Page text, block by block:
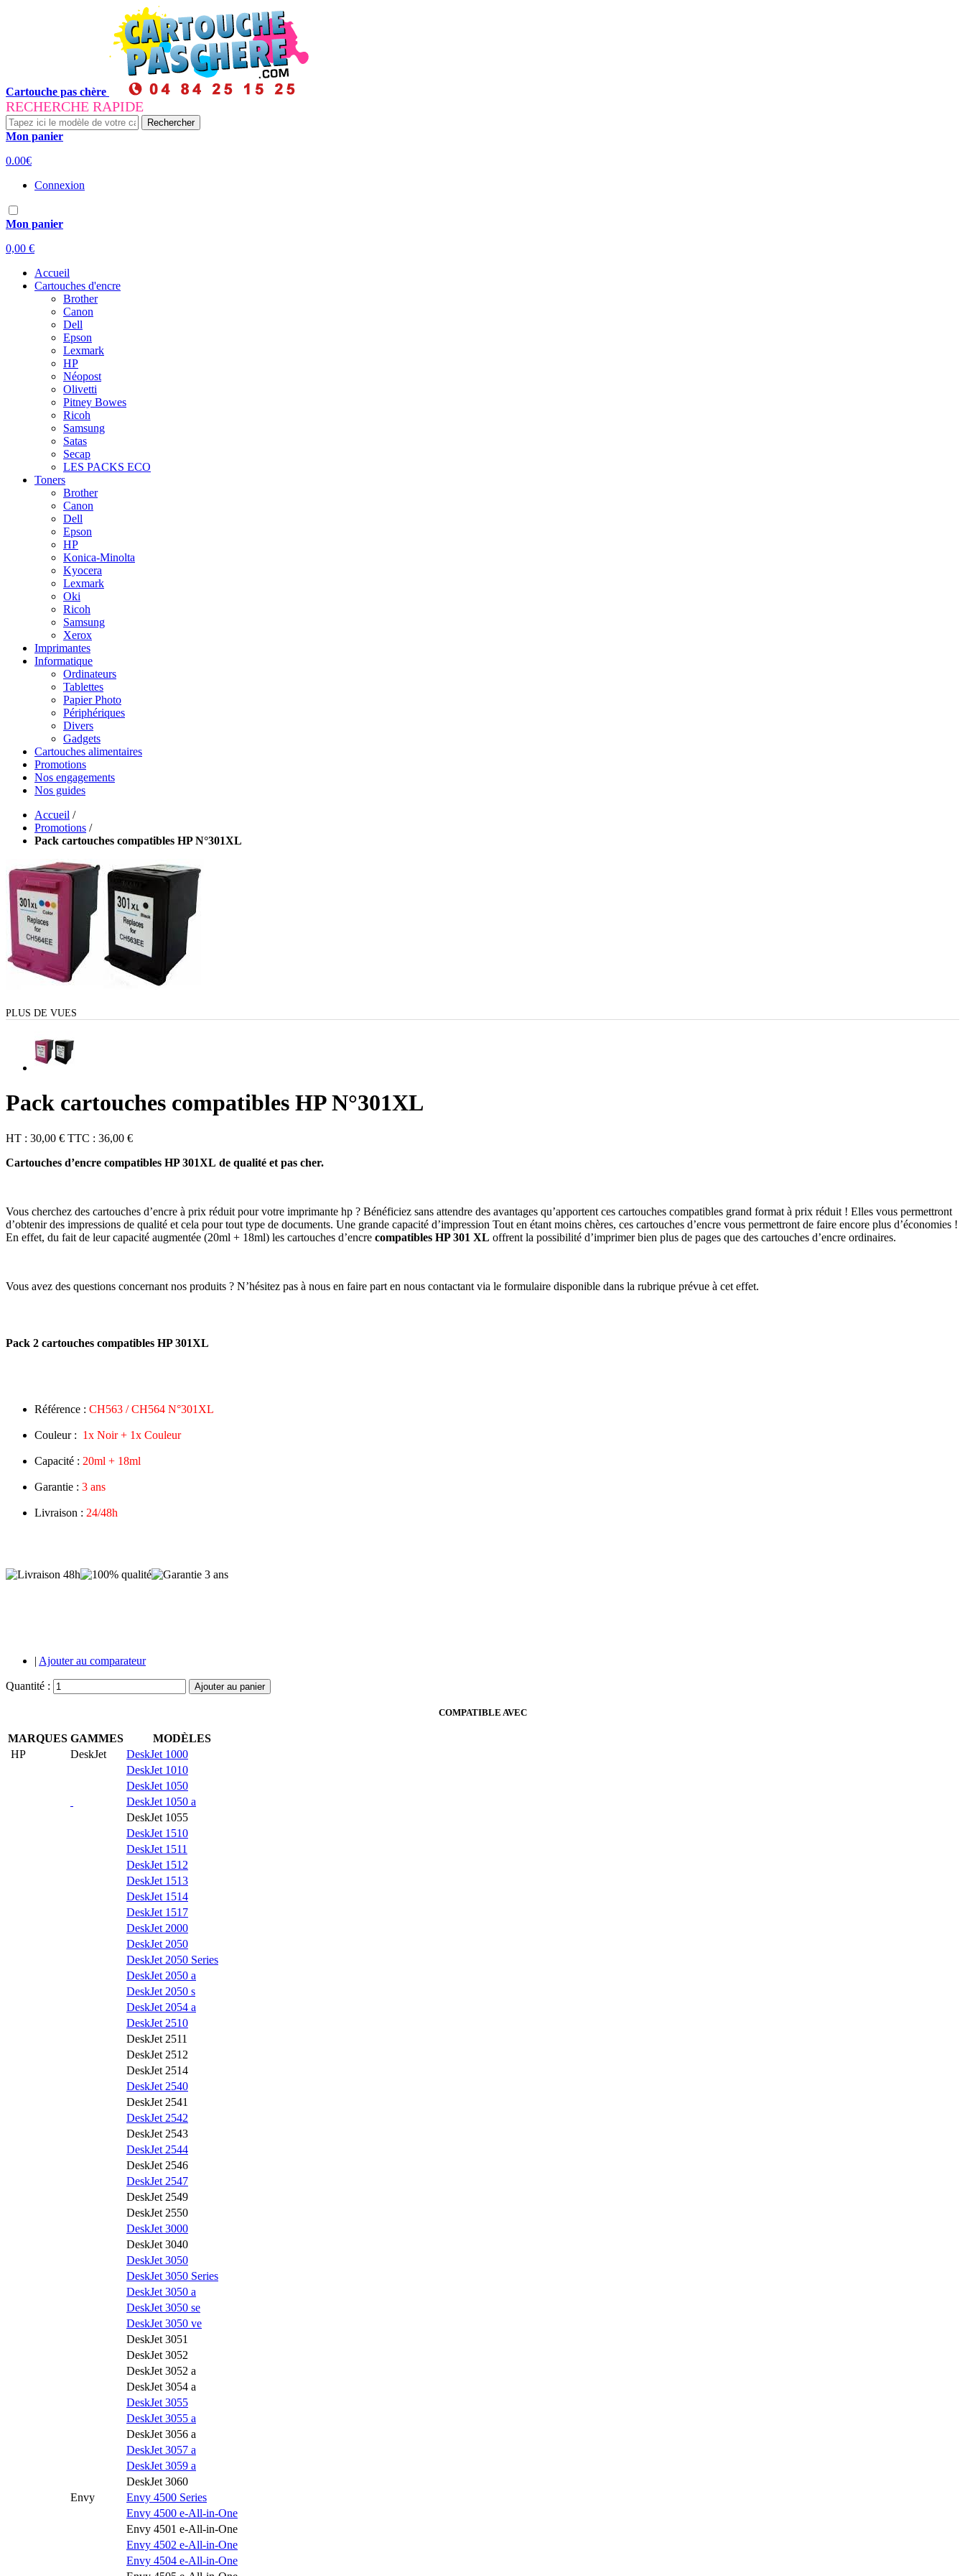
Cartouche pas chère
RECHERCHE RAPIDE
Rechercher
Mon panier
0.00€
Connexion
Mon panier
0,00 €
Accueil
Cartouches d'encre
Brother
Canon
Dell
Epson
Lexmark
HP
Néopost
Olivetti
Pitney Bowes
Ricoh
Samsung
Satas
Secap
LES PACKS ECO
Toners
Brother
Canon
Dell
Epson
HP
Konica-Minolta
Kyocera
Lexmark
Oki
Ricoh
Samsung
Xerox
Imprimantes
Informatique
Ordinateurs
Tablettes
Papier Photo
Périphériques
Divers
Gadgets
Cartouches alimentaires
Promotions
Nos engagements
Nos guides
Accueil /
Promotions /
Pack cartouches compatibles HP N°301XL
PLUS DE VUES
Pack cartouches compatibles HP N°301XL
HT : 30,00 € TTC : 36,00 €
Cartouches d’encre compatibles HP 301XL de qualité et pas cher.
Vous cherchez des cartouches d’encre à prix réduit pour votre imprimante hp ? Bénéficiez sans attendre des avantages qu’apportent ces cartouches compatibles grand format à prix réduit ! Elles vous permettront
d’obtenir des impressions de qualité et cela pour tout type de documents. Une grande capacité d’impression Tout en étant moins chères, ces cartouches d’encre vous permettront de faire encore plus d’économies !
En effet, du fait de leur capacité augmentée (20ml + 18ml) les cartouches d’encre compatibles HP 301 XL offrent la possibilité d’imprimer bien plus de pages que des cartouches d’encre ordinaires.
Vous avez des questions concernant nos produits ? N’hésitez pas à nous en faire part en nous contactant via le formulaire disponible dans la rubrique prévue à cet effet.
Pack 2 cartouches compatibles HP 301XL
Référence : CH563 / CH564 N°301XL
Couleur : 1x Noir + 1x Couleur
Capacité : 20ml + 18ml
Garantie : 3 ans
Livraison : 24/48h
| Ajouter au comparateur
Quantité : Ajouter au panier
COMPATIBLE AVEC
MARQUES GAMMES
MODÈLES
HP
DeskJet
DeskJet 1000
DeskJet 1010
DeskJet 1050
DeskJet 1050 a
DeskJet 1055
DeskJet 1510
DeskJet 1511
DeskJet 1512
DeskJet 1513
DeskJet 1514
DeskJet 1517
DeskJet 2000
DeskJet 2050
DeskJet 2050 Series
DeskJet 2050 a
DeskJet 2050 s
DeskJet 2054 a
DeskJet 2510
DeskJet 2511
DeskJet 2512
DeskJet 2514
DeskJet 2540
DeskJet 2541
DeskJet 2542
DeskJet 2543
DeskJet 2544
DeskJet 2546
DeskJet 2547
DeskJet 2549
DeskJet 2550
DeskJet 3000
DeskJet 3040
DeskJet 3050
DeskJet 3050 Series
DeskJet 3050 a
DeskJet 3050 se
DeskJet 3050 ve
DeskJet 3051
DeskJet 3052
DeskJet 3052 a
DeskJet 3054 a
DeskJet 3055
DeskJet 3055 a
DeskJet 3056 a
DeskJet 3057 a
DeskJet 3059 a
DeskJet 3060
Envy
Envy 4500 Series
Envy 4500 e-All-in-One
Envy 4501 e-All-in-One
Envy 4502 e-All-in-One
Envy 4504 e-All-in-One